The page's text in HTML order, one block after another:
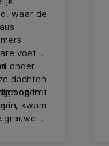
waar de
voeten
onder
dachten
op het
kwam
grauwe